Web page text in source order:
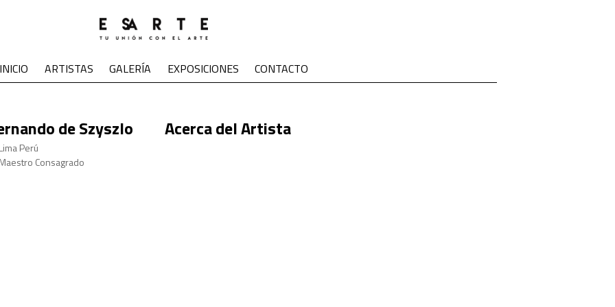
INICIO ARTISTAS GALERÍA EXPOSICIONES CONTACTO
de Szyszlo
Perú
Consagrado
Acerca del Artista